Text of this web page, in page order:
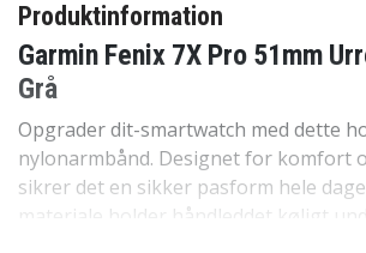
Produktinformation
Garmin Fenix 7X Pro 51mm
Grå
Opgrader dit-smartwatch med dette
nylonarmbånd. Designet for komfort
sikrer det en sikker pasform hele
materiale holder håndleddet køligt